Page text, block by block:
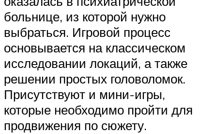
больнице, из которой нужно
выбраться. Игровой процесс
основывается на классическом
исследовании локаций, а также
решении простых головоломок.
Присутствуют и мини-игры,
которые необходимо пройти для
продвижения по сюжету.